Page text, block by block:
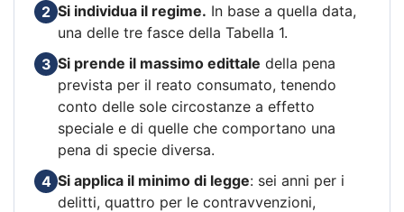
2 Si individua il regime. In base a quella data,
una delle tre fasce della Tabella 1.
3 Si prende il massimo edittale della pena
prevista per il reato consumato, tenendo
conto delle sole circostanze a effetto
speciale e di quelle che comportano una
pena di specie diversa.
4 Si applica il minimo di legge: sei anni per i
delitti, quattro per le contravvenzioni,